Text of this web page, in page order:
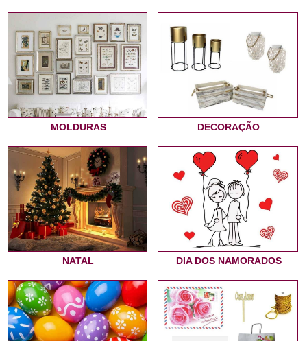
MOLDURAS DECORAÇÃO
NATAL DIA DOS NAMORADOS